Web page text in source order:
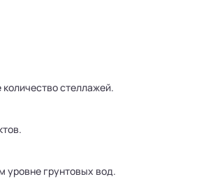
стеллажей.
уровне грунтовых вод.